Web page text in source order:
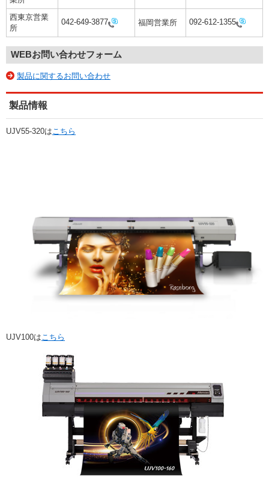
西東京営業
所
042-649-3877 福岡営業所 092-612-1355
WEBお問い合わせフォーム
製品に関するお問い合わせ
製品情報
UJV55-320はこちら
UJV100はこちら